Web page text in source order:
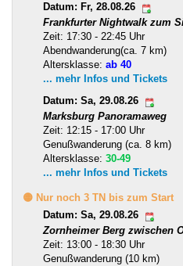
Datum: Fr, 28.08.26
Frankfurter Nightwalk zum
Zeit: 17:30 - 22:45 Uhr
Abendwanderung(ca. 7 km)
Altersklasse: ab 40
... mehr Infos und Tickets
Datum: Sa, 29.08.26
Marksburg Panoramaweg
Zeit: 12:15 - 17:00 Uhr
Genußwanderung (ca. 8 km)
Altersklasse: 30-49
... mehr Infos und Tickets
🟡 Nur noch 3 TN bis zum Start
Datum: Sa, 29.08.26
Zornheimer Berg zwischen
Zeit: 13:00 - 18:30 Uhr
Genußwanderung (10 km)